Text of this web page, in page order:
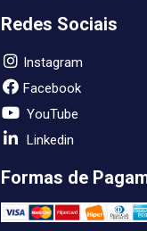
Redes Sociais
Instagram
Facebook
YouTube
Linkedin
Formas de